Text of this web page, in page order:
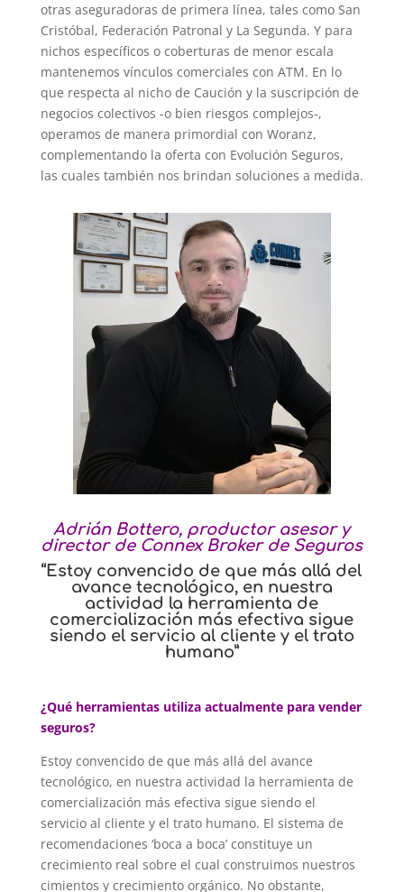
otras aseguradoras de primera línea, tales como San
Cristóbal, Federación Patronal y La Segunda. Y para
nichos específicos o coberturas de menor escala
mantenemos vínculos comerciales con ATM. En lo
que respecta al nicho de Caución y la suscripción de
negocios colectivos -o bien riesgos complejos-,
operamos de manera primordial con Woranz,
complementando la oferta con Evolución Seguros,
las cuales también nos brindan soluciones a medida.
Adrián Bottero, productor asesor y
director de Connex Broker de Seguros
“Estoy convencido de que más allá del
avance tecnológico, en nuestra
actividad la herramienta de
comercialización más efectiva sigue
siendo el servicio al cliente y el trato
humano”
¿Qué herramientas utiliza actualmente para vender
seguros?
Estoy convencido de que más allá del avance
tecnológico, en nuestra actividad la herramienta de
comercialización más efectiva sigue siendo el
servicio al cliente y el trato humano. El sistema de
recomendaciones ‘boca a boca’ constituye un
crecimiento real sobre el cual construimos nuestros
cimientos y crecimiento orgánico. No obstante,